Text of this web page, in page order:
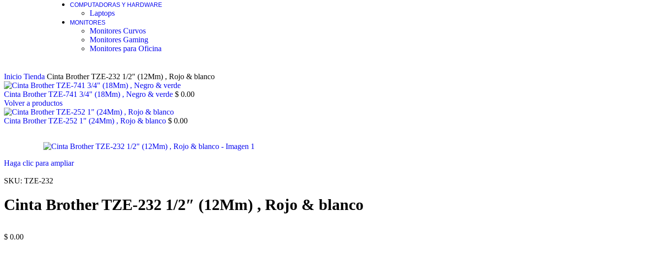
COMPUTADORAS Y HARDWARE
Laptops
MONITORES
Monitores Curvos
Monitores Gaming
Monitores para Oficina
Inicio Tienda Cinta Brother TZE-232 1/2″ (12Mm) , Rojo & blanco
Cinta Brother TZE-741 3/4" (18Mm) , Negro & verde $ 0.00
Volver a productos
Cinta Brother TZE-252 1" (24Mm) , Rojo & blanco $ 0.00
Haga clic para ampliar
SKU: TZE-232
Cinta Brother TZE-232 1/2″ (12Mm) , Rojo & blanco
$ 0.00